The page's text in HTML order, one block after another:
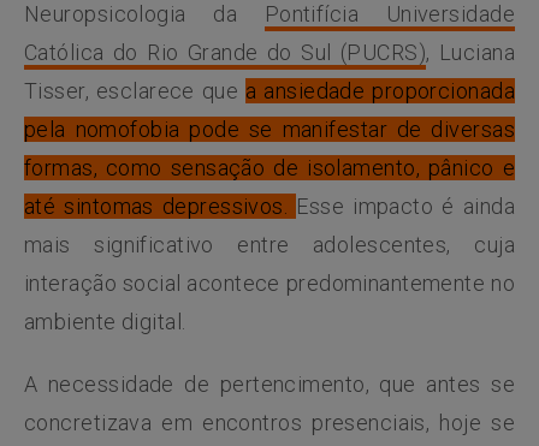
Neuropsicologia da
Pontifícia Universidade
Católica do Rio Grande do Sul (PUCRS), Luciana
Tisser, esclarece que a ansiedade proporcionada
pela nomofobia pode se manifestar de diversas
formas, como sensação de isolamento, pânico e
até sintomas depressivos. Esse impacto é ainda
mais significativo entre adolescentes, cuja
interação social acontece predominantemente no
ambiente digital.
A necessidade de pertencimento, que antes se
concretizava em encontros presenciais, hoje se